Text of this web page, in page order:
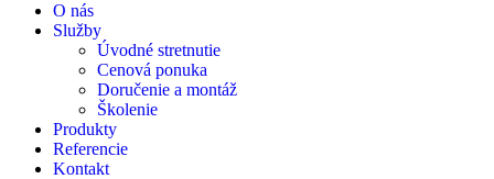
O nás
Služby
Úvodné stretnutie
Cenová ponuka
Doručenie a montáž
Školenie
Produkty
Referencie
Kontakt